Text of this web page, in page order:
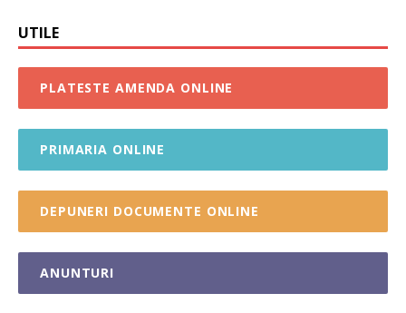
UTILE
PLATESTE AMENDA ONLINE
PRIMARIA ONLINE
DEPUNERI DOCUMENTE ONLINE
ANUNTURI